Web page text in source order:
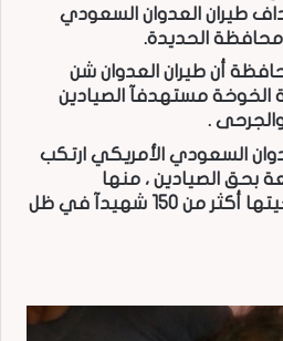
استهداف طيران العدوان السعودي
محافظة الحديدة.
أن طيران العدوان شن
الخوخة مستهدفآ الصيادين
.
السعودي الأمريكي ارتكب
بحق الصيادين ، منها
مجزرة عقبان التي راح ضحيتها أكثر من 150 شهيدآ في ظل